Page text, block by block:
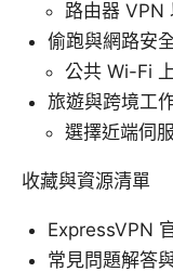
路由器 VPN
偷跑與網路安
公共 Wi-Fi
旅遊與跨境工
選擇近端伺
收藏與資源清單
ExpressVPN
常見問題解答